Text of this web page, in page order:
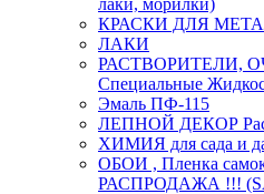
лаки, морилки)
КРАСКИ ДЛЯ
ЛАКИ
РАСТВОРИТЕЛИ,
Специальные
Эмаль ПФ-115
ЛЕПНОЙ ДЕКОР
ХИМИЯ для сада и
ОБОИ , Пленка
РАСПРОДАЖА !!!